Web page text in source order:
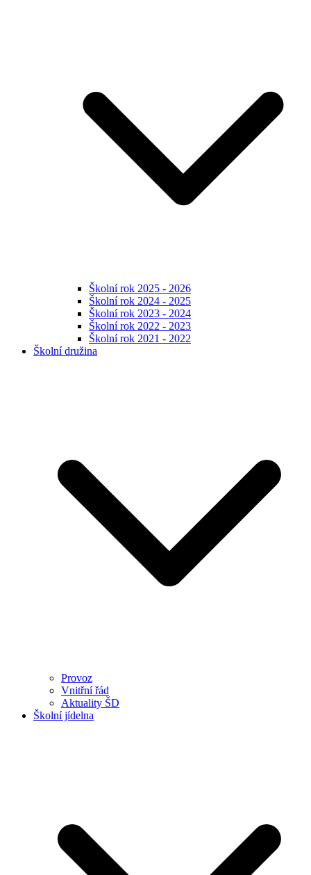
Školní rok 2025 - 2026
Školní rok 2024 - 2025
Školní rok 2023 - 2024
Školní rok 2022 - 2023
Školní rok 2021 - 2022
Školní družina
Provoz
Vnitřní řád
Aktuality ŠD
Školní jídelna